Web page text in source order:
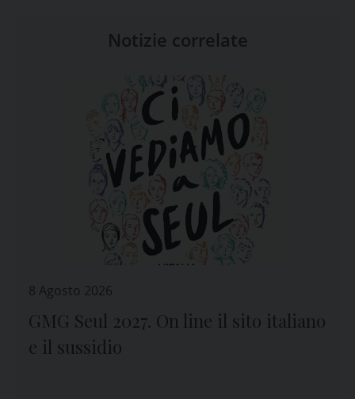
Notizie correlate
8 Agosto 2026
GMG Seul 2027. On line il sito italiano
e il sussidio